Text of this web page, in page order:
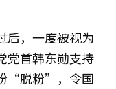
后，一度被视为
党首韩东勋支持
“脱粉”，令国